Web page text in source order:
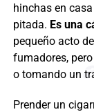
hinchas en
pitada. Es una
pequeño acto
fumadores,
o tomando un
Prender un